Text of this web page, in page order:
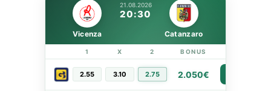
21.08.2026
20:30
Vicenza Catanzaro
1 X 2 BONUS
2.55 3.10 2.75 2.050€